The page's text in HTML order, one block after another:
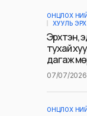
ОНЦЛОХ
ХУУЛЬ
Эрхтэн,
тухай
дагаж
07/07/2026
ОНЦЛОХ